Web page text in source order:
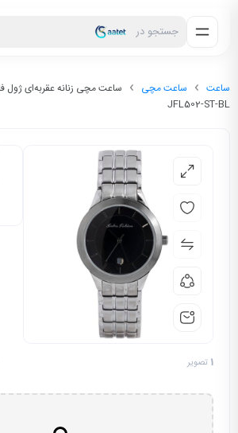
جستجو در
ساعت ساعت مچی
JFL502-ST-BL
1 تصویر